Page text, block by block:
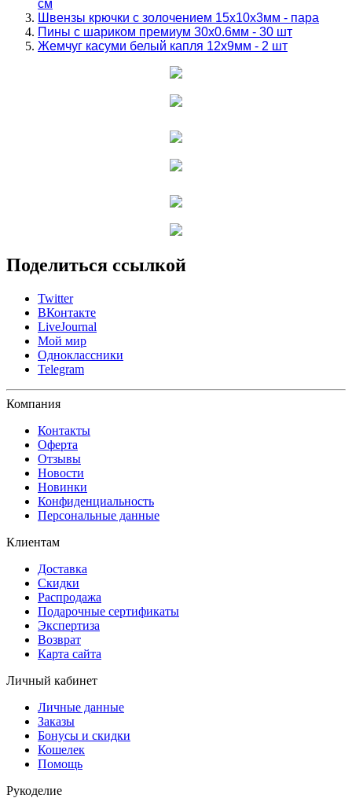
см
Швензы крючки с золочением 15x10x3мм - пара
Пины с шариком премиум 30x0.6мм - 30 шт
Жемчуг касуми белый капля 12x9мм - 2 шт
Поделиться ссылкой
Twitter
ВКонтакте
LiveJournal
Мой мир
Одноклассники
Telegram
Компания
Контакты
Оферта
Отзывы
Новости
Новинки
Конфиденциальность
Персональные данные
Клиентам
Доставка
Скидки
Распродажа
Подарочные сертификаты
Экспертиза
Возврат
Карта сайта
Личный кабинет
Личные данные
Заказы
Бонусы и скидки
Кошелек
Помощь
Рукоделие